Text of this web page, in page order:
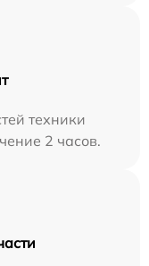
техники
2 часов.